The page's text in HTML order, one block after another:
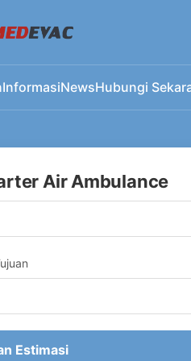
InformasiNewsHubungi
Air Ambulance
Estimasi